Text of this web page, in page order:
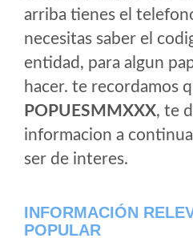
arriba tienes el
necesitas saber el
entidad, para algun
hacer. te recordamos
POPUESMMXXX, te
informacion a
ser de interes.
INFORMACIÓN
POPULAR